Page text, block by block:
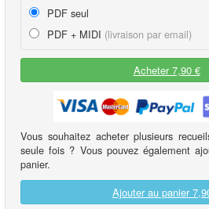
PDF seul
PDF + MIDI (livraison par email)
Acheter 7,90 €
Vous souhaitez acheter plusieurs
seule fois ? Vous pouvez également
panier.
Ajouter au panier